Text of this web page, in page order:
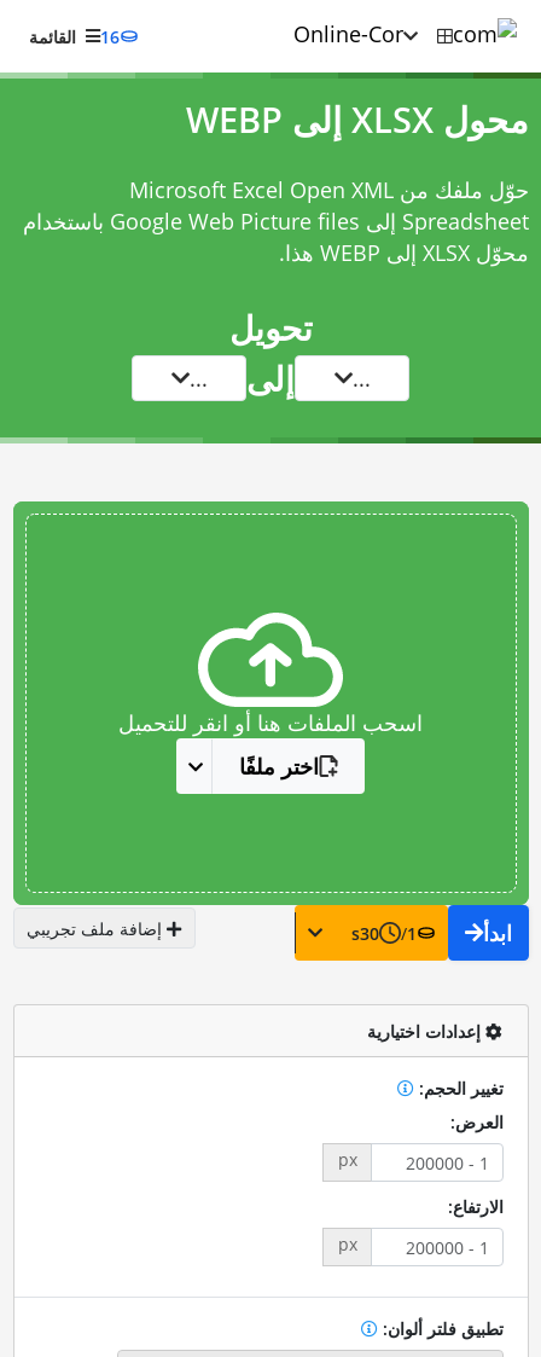
16 القائمة
محول XLSX إلى WEBP
حوّل ملفك من Microsoft Excel Open XML
Spreadsheet إلى Google Web Picture files باستخدام
محوّل XLSX إلى WEBP
هذا.
تحويل
... إلى ...
اسحب الملفات هنا أو انقر للتحميل
اختر ملفًا
ابدأ 1
/
30
s إضافة ملف تجريبي
إعدادات اختيارية
تغيير الحجم:
العرض:
px
الارتفاع:
px
تطبيق فلتر ألوان: